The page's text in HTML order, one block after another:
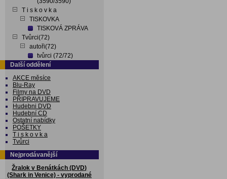
T i s k o v k a
TISKOVKA
TISKOVÁ ZPRÁVA
Tvůrci(72)
autoři(72)
tvůrci (72/72)
Další oddělení
AKCE měsíce
Blu-Ray
Filmy na DVD
PŘIPRAVUJEME
Hudebni DVD
Hudební CD
Ostatní nabídky
POŠETKY
T i s k o v k a
Tvůrci
Nejprodávanější
Žralok v Benátkách (DVD)
(Shark in Venice) - vyprodané